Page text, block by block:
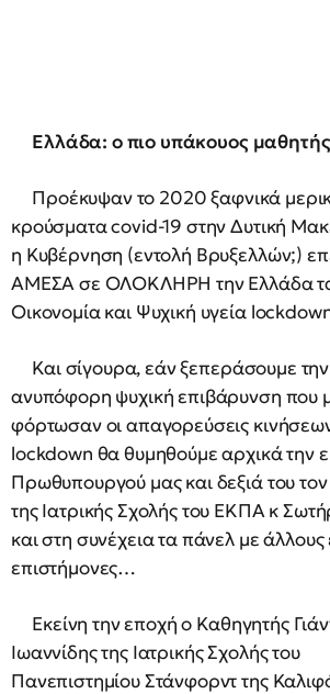
Ελλάδα: ο πιο υπάκουος
Προέκυψαν το 2020 ξαφνικά
κρούσματα covid-19 στην Δυτική
η Κυβέρνηση (εντολή Βρυξελλών;)
ΑΜΕΣΑ σε ΟΛΟΚΛΗΡΗ την Ελλάδα τα
Οικονομία και Ψυχική υγεία
Και σίγουρα, εάν ξεπεράσουμε την
ανυπόφορη ψυχική επιβάρυνση που
φόρτωσαν οι απαγορεύσεις
lockdown θα θυμηθούμε αρχικά την
Πρωθυπουργού μας και δεξιά του
της Ιατρικής Σχολής του ΕΚΠΑ κ
και στη συνέχεια τα πάνελ με άλλους
επιστήμονες…
Εκείνη την εποχή ο Καθηγητής
Ιωαννίδης της Ιατρικής Σχολής του
Πανεπιστημίου Στάνφορντ της